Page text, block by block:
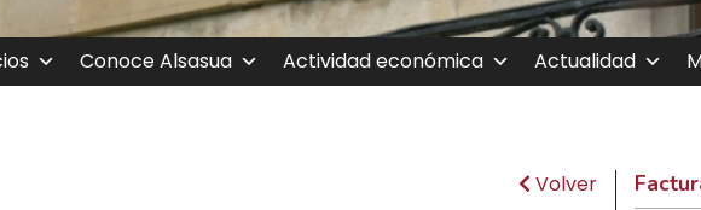
Conoce Alsasua Actividad económica Actualidad
Volver